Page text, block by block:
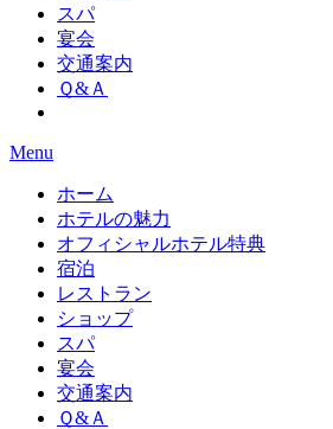
スパ
宴会
交通案内
Ｑ&Ａ
Menu
ホーム
ホテルの魅力
オフィシャルホテル特典
宿泊
レストラン
ショップ
スパ
宴会
交通案内
Ｑ&Ａ